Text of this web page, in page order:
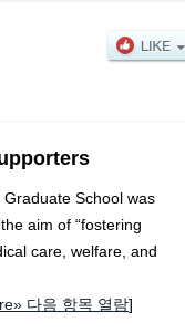
School was
aim of “fostering
care, welfare, and
다음 항목 열람]